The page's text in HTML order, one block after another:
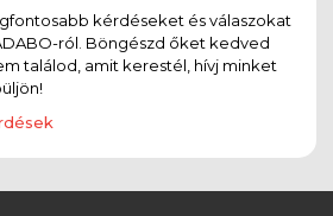
kérdéseket és válaszokat
ról. Böngészd őket kedved
találod, amit kerestél, hívj minket